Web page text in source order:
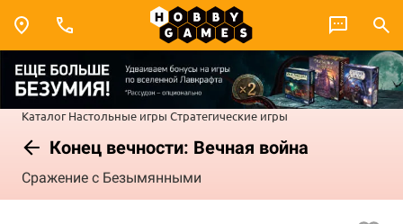
Каталог Настольные игры Стратегические игры
Конец вечности: Вечная война
Сражение с Безымянными